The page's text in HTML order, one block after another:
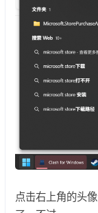
点击右上角的头